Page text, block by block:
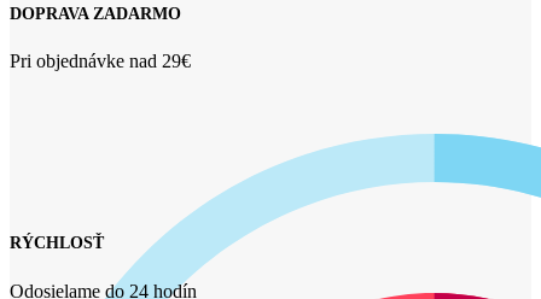
DOPRAVA ZADARMO
Pri objednávke nad 29€
RÝCHLOSŤ
Odosielame do 24 hodín